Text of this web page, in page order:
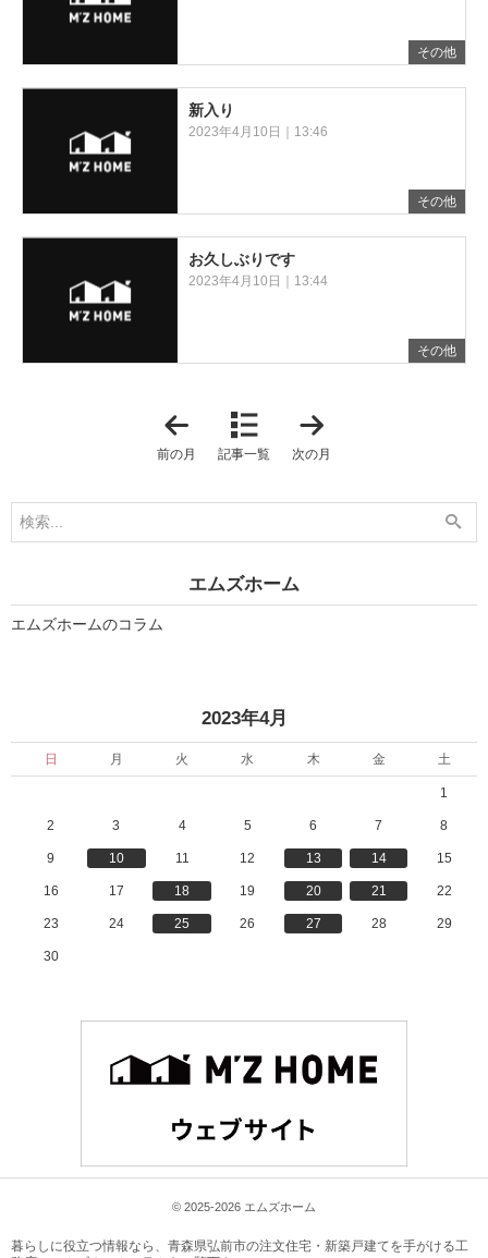
その他
その他
新入り
2023年4月10日｜13:46
その他
お久しぶりです
2023年4月10日｜13:44
3
前の月 記事一覧
5
次の月
エムズホーム
エムズホームのコラム
2023年4月
日 月 火 水 木 金 土
1
2 3 4 5 6 7 8
9 10 11 12 13 14 15
16 17 18 19 20 21 22
23 24 25 26 27 28 29
30
© 2025-2026 エムズホーム
暮らしに役立つ情報なら、 青森県弘前市の注文住宅・新築戸建てを手がける工